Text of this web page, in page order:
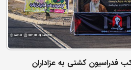
فدراسیون کشتی به عزاداران